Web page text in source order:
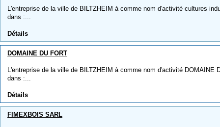
L'entreprise de la ville de BILTZHEIM à comme nom d'activité cultures
dans :...
Détails
DOMAINE DU FORT
L'entreprise de la ville de BILTZHEIM à comme nom d'activité DOMAINE
dans :...
Détails
FIMEXBOIS SARL